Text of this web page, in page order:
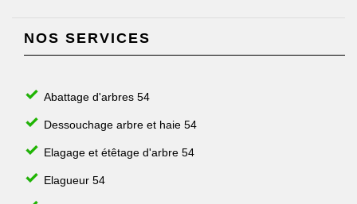
NOS SERVICES
Abattage d'arbres 54
Dessouchage arbre et haie 54
Elagage et étêtage d'arbre 54
Elagueur 54